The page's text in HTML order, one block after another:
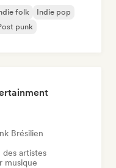
folk
Indie pop
punk
Brésilien
des artistes
musique